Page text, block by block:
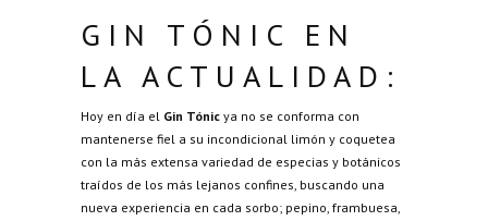
GIN TÓNIC EN
LA ACTUALIDAD:
Hoy en día el Gin Tónic ya no se conforma con
mantenerse fiel a su incondicional limón y coquetea
con la más extensa variedad de especias y botánicos
traídos de los más lejanos confines, buscando una
nueva experiencia en cada sorbo; pepino, frambuesa,